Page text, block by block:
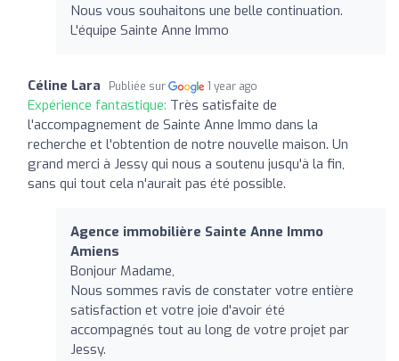
Nous vous souhaitons une belle continuation.
L'équipe Sainte Anne Immo
Céline Lara Publiée sur 1 year ago
Expérience fantastique: Très satisfaite de
l'accompagnement de Sainte Anne Immo dans la
recherche et l'obtention de notre nouvelle maison. Un
grand merci à Jessy qui nous a soutenu jusqu'à la fin,
sans qui tout cela n'aurait pas été possible.
Agence immobilière Sainte Anne Immo
Amiens
Bonjour Madame,
Nous sommes ravis de constater votre entière
satisfaction et votre joie d'avoir été
accompagnés tout au long de votre projet par
Jessy.